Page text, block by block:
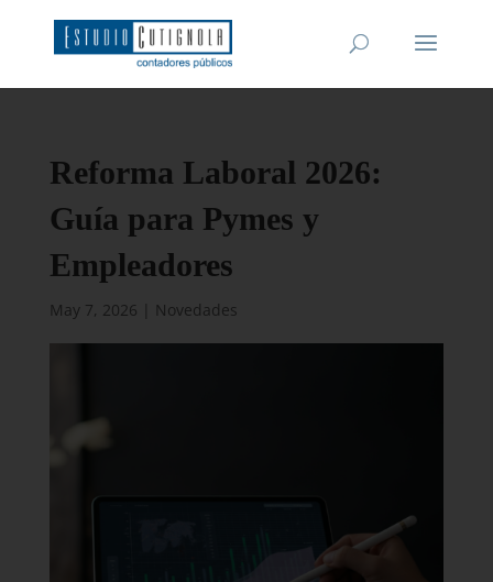
Reforma Laboral 2026:
Guía para Pymes y
Empleadores
May 7, 2026 Novedades